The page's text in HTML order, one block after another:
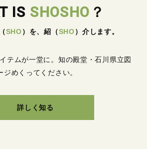
IS SHOSHO ？
（SHO） を、紹 （SHO） 介します。
テムが一堂に。 知の殿堂・石川県立図
めくってください。
詳しく知る